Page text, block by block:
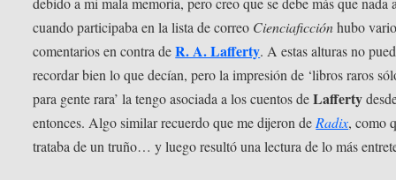
cuando participaba en la lista de correo Cienciaficciónhubo
comentarios en contra deR. A. Lafferty. A estas alturas no
recordar bien lo que decían, pero la impresión de ‘libros raros
para gente rara’ la tengo asociada a los cuentos deLafferty
entonces. Algo similar recuerdo que me dijeron de Radix, como
trataba de un truño… y luego resultó una lectura de lo más